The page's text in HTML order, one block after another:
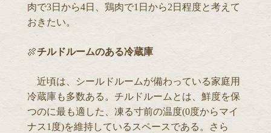
肉で3日から4日、鶏肉で1日から2日程度と考えて
おきたい。
🍖チルドルームのある冷蔵庫
近頃は、シールドルームが備わっている家庭用
冷蔵庫も多数ある。チルドルームとは、鮮度を保
つのに最も適した、凍る寸前の温度(0度からマイ
ナス1度)を維持しているスペースである。さら